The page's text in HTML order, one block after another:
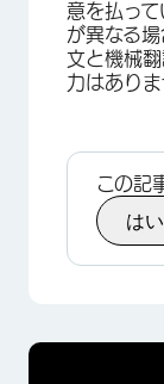
意を払っ
が異なる
文と機械
力はありま
この記
はい